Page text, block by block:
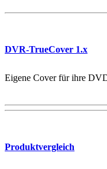
DVR-TrueCover 1.x
Eigene Cover für ihre
Produktvergleich